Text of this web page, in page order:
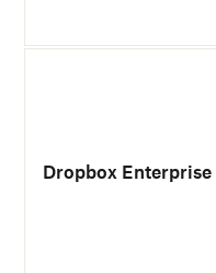
Dropbox Enterprise